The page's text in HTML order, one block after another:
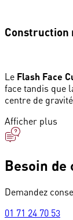
Le Flash Face
face tandis que
centre de
Afficher plus
Besoin de
Demandez
01 71 24 70 53